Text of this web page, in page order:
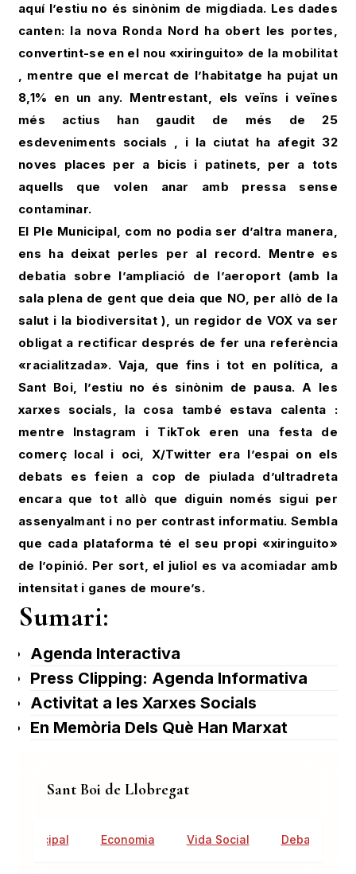
aquí l’estiu no és sinònim de migdiada. Les dades
canten: la nova Ronda Nord ha obert les portes,
convertint-se en el nou «xiringuito» de la mobilitat
, mentre que el mercat de l’habitatge ha pujat un
8,1% en un any. Mentrestant, els veïns i veïnes
més actius han gaudit de més de 25
esdeveniments socials , i la ciutat ha afegit 32
noves places per a bicis i patinets, per a tots
aquells que volen anar amb pressa sense
contaminar.
El Ple Municipal, com no podia ser d’altra manera,
ens ha deixat perles per al record. Mentre es
debatia sobre l’ampliació de l’aeroport (amb la
sala plena de gent que deia que NO, per allò de la
salut i la biodiversitat ), un regidor de VOX va ser
obligat a rectificar després de fer una referència
«racialitzada». Vaja, que fins i tot en política, a
Sant Boi, l’estiu no és sinònim de pausa. A les
xarxes socials, la cosa també estava calenta :
mentre Instagram i TikTok eren una festa de
comerç local i oci, X/Twitter era l’espai on els
debats es feien a cop de piulada d’ultradreta
encara que tot allò que diguin només sigui per
assenyalmant i no per contrast informatiu. Sembla
que cada plataforma té el seu propi «xiringuito»
de l’opinió. Per sort, el juliol es va acomiadar amb
intensitat i ganes de moure’s.
Sumari:
Agenda Interactiva
Press Clipping: Agenda Informativa
Activitat a les Xarxes Socials
En Memòria Dels Què Han Marxat
Sant Boi de Llobregat
Municipal Economia Vida Social Debat Públic